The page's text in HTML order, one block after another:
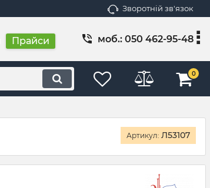
Зворотній зв'язок
Прайси моб.: 050 462-95-48
0
Артикул: Л53107